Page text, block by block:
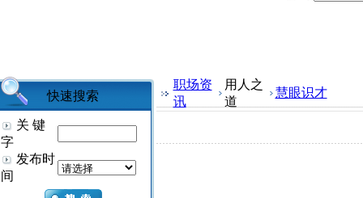
快速搜索
关 键
字
发布时
间
职场资
讯
用人之
道
慧眼识才